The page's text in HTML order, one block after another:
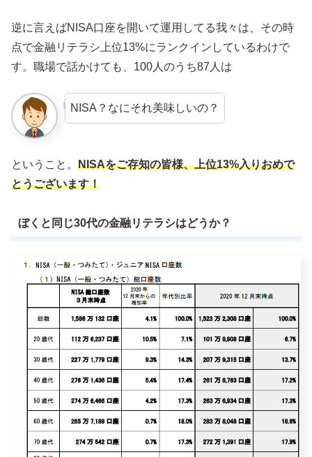
逆に言えばNISA口座を開いて運用してる我々は、その時
点で金融リテラシ上位13%にランクインしているわけで
す。職場で話かけても、100人のうち87人は
NISA？なにそれ美味しいの？
ということ。 NISAをご存知の皆様、上位13%入りおめで
とうございます！
ぼくと同じ30代の金融リテラシはどうか？